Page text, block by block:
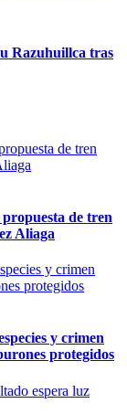
Razuhuillca tras
de tren
Aliaga
y crimen
protegidos